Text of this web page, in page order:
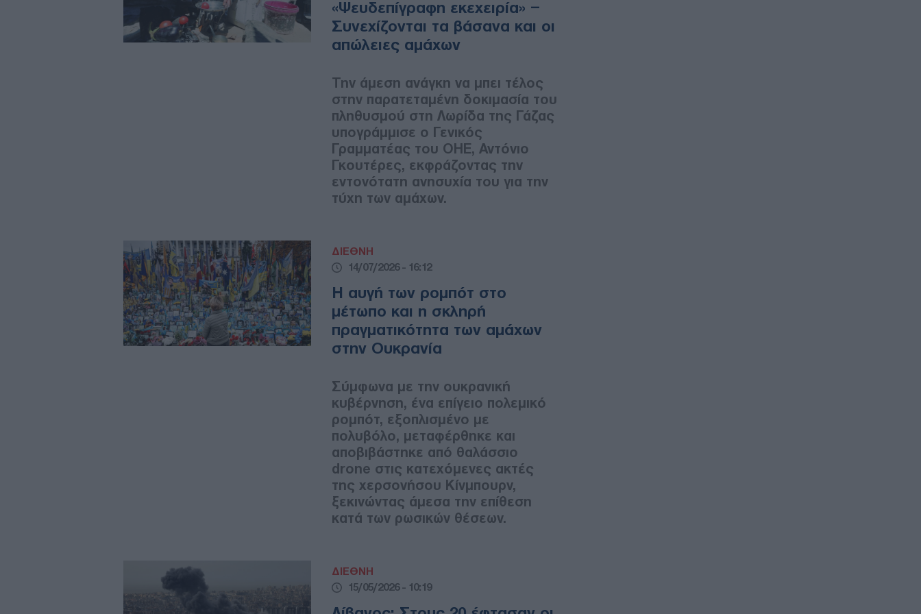
«Ψευδεπίγραφη εκεχειρία» –
Συνεχίζονται τα βάσανα και οι
απώλειες αμάχων
Την άμεση ανάγκη να μπει τέλος
στην παρατεταμένη δοκιμασία του
πληθυσμού στη Λωρίδα της Γάζας
υπογράμμισε ο Γενικός
Γραμματέας του ΟΗΕ, Αντόνιο
Γκουτέρες, εκφράζοντας την
εντονότατη ανησυχία του για την
τύχη των αμάχων.
ΔΙΕΘΝΗ
14/07/2026 - 16:12
Η αυγή των ρομπότ στο
μέτωπο και η σκληρή
πραγματικότητα των αμάχων
στην Ουκρανία
Σύμφωνα με την ουκρανική
κυβέρνηση, ένα επίγειο πολεμικό
ρομπότ, εξοπλισμένο με
πολυβόλο, μεταφέρθηκε και
αποβιβάστηκε από θαλάσσιο
drone στις κατεχόμενες ακτές
της χερσονήσου Κίνμπουρν,
ξεκινώντας άμεσα την επίθεση
κατά των ρωσικών θέσεων.
ΔΙΕΘΝΗ
15/05/2026 - 10:19